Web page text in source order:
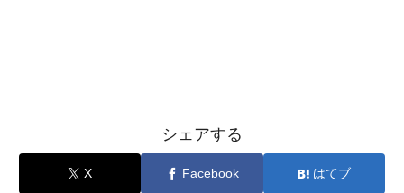
シェアする
X Facebook はてブ